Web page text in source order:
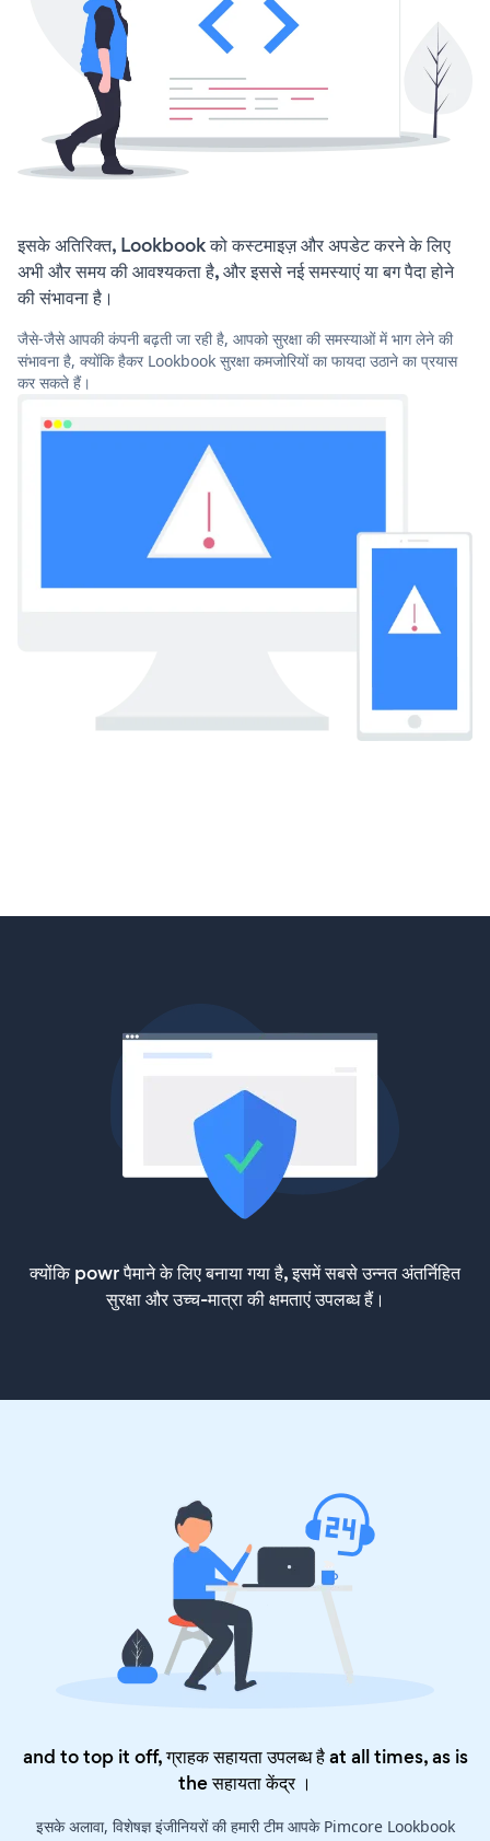
इसके अतिरिक्त, Lookbook को कस्टमाइज़ और अपडेट करने के लिए
अभी और समय की आवश्यकता है, और इससे नई समस्याएं या बग पैदा होने
की संभावना है।
जैसे-जैसे आपकी कंपनी बढ़ती जा रही है, आपको सुरक्षा की समस्याओं में भाग लेने की
संभावना है, क्योंकि हैकर Lookbook सुरक्षा कमजोरियों का फायदा उठाने का प्रयास
कर सकते हैं।
क्योंकि powr पैमाने के लिए बनाया गया है, इसमें सबसे उन्नत अंतर्निहित
सुरक्षा और उच्च-मात्रा की क्षमताएं उपलब्ध हैं।
and to top it off, ग्राहक सहायता उपलब्ध है at all times, as is
theसहायता केंद्र।
इसके अलावा, विशेषज्ञ इंजीनियरों की हमारी टीम आपके Pimcore Lookbook